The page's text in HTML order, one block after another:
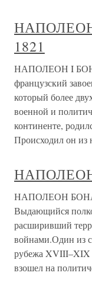
1821
НАПОЛЕОН I
французский
который более
военной и
континенте,
Происходил он из
НАПОЛЕОН
Выдающийся
расширивший
войнами.Один из
рубежа XVIII–XIX
взошел на